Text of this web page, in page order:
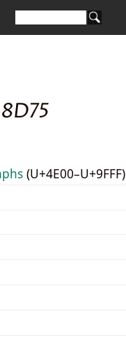
(U+4E00–U+9FFF)